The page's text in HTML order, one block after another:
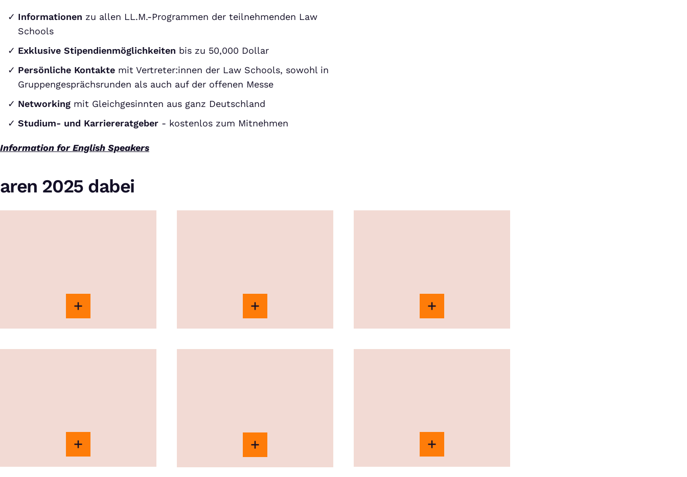
Informationen zu allen LL.M.-Programmen der teilnehmenden Law
Schools
Exklusive Stipendienmöglichkeiten bis zu 50,000 Dollar
Persönliche Kontakte mit Vertreter:innen der Law Schools, sowohl in
Gruppengesprächsrunden als auch auf der offenen Messe
Networking mit Gleichgesinnten aus ganz Deutschland
Studium- und Karriereratgeber - kostenlos zum Mitnehmen
Information for English Speakers
2025 dabei